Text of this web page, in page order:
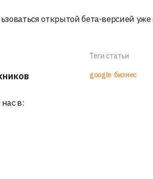
открытой бета-версией уже
Теги статьи
google бизнес
в: